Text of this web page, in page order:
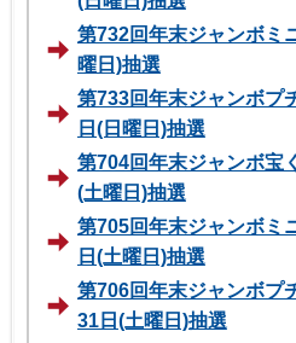
第732回年末ジャンボミ
曜日)抽選
第733回年末ジャンボプ
日(日曜日)抽選
第704回年末ジャンボ宝
(土曜日)抽選
第705回年末ジャンボミ
日(土曜日)抽選
第706回年末ジャンボプ
31日(土曜日)抽選